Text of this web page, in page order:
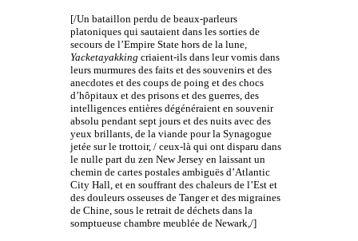
[/Un bataillon perdu de beaux-parleurs
platoniques qui sautaient dans les sorties de
secours de l’Empire State hors de la lune,
Yacketayakking criaient-ils dans leur vomis dans
leurs murmures des faits et des souvenirs et des
anecdotes et des coups de poing et des chocs
d’hôpitaux et des prisons et des guerres, des
intelligences entières dégénéraient en souvenir
absolu pendant sept jours et des nuits avec des
yeux brillants, de la viande pour la Synagogue
jetée sur le trottoir, / ceux-là qui ont disparu dans
le nulle part du zen New Jersey en laissant un
chemin de cartes postales ambiguës d’Atlantic
City Hall, et en souffrant des chaleurs de l’Est et
des douleurs osseuses de Tanger et des migraines
de Chine, sous le retrait de déchets dans la
somptueuse chambre meublée de Newark,/]